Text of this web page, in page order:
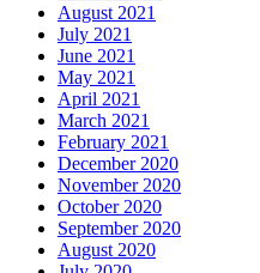
August 2021
July 2021
June 2021
May 2021
April 2021
March 2021
February 2021
December 2020
November 2020
October 2020
September 2020
August 2020